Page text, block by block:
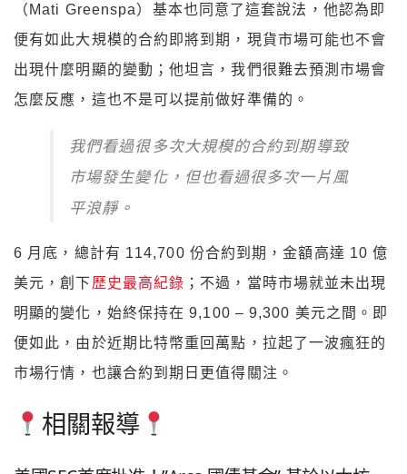
（Mati Greenspa）基本也同意了這套說法，他認為即
便有如此大規模的合約即將到期，現貨市場可能也不會
出現什麼明顯的變動；他坦言，我們很難去預測市場會
怎麼反應，這也不是可以提前做好準備的。
我們看過很多次大規模的合約到期導致
市場發生變化，但也看過很多次一片風
平浪靜。
6 月底，總計有 114,700 份合約到期，金額高達 10 億
美元，創下歷史最高紀錄 ；不過，當時市場就並未出現
明顯的變化，始終保持在 9,100 – 9,300 美元之間。即
便如此，由於近期比特幣重回萬點，拉起了一波瘋狂的
市場行情，也讓合約到期日更值得關注。
相關報導